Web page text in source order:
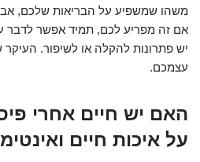
משהו שמשפיע על הבריאות שלכם,
אם זה מפריע לכם, תמיד אפשר לדבר
יש פתרונות להקלה או לשיפור.
עצמכם.
האם יש חיים אחרי
על איכות חיים